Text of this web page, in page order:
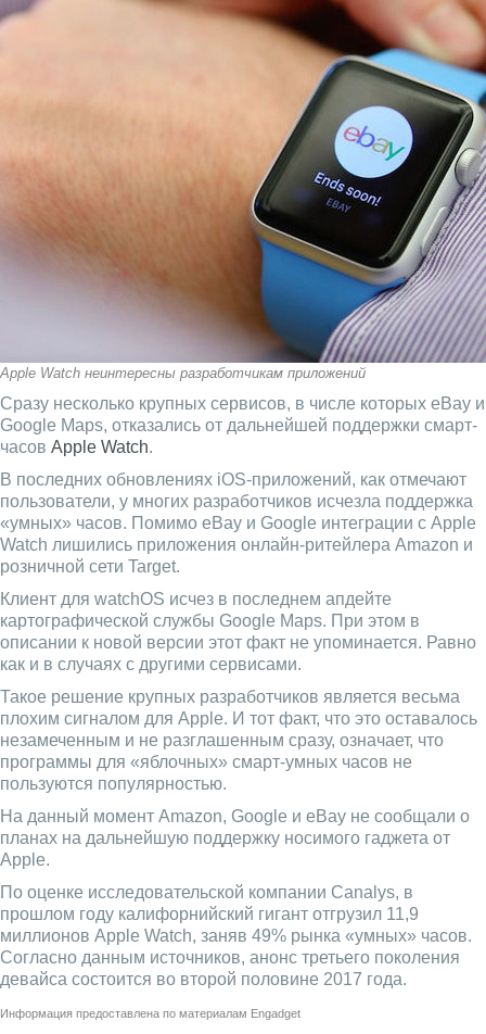
Apple Watch неинтересны разработчикам приложений
Сразу несколько крупных сервисов, в числе которых eBay и
Google Maps, отказались от дальнейшей поддержки смарт-
часов Apple Watch.
В последних обновлениях iOS-приложений, как отмечают
пользователи, у многих разработчиков исчезла поддержка
«умных» часов. Помимо eBay и Google интеграции с Apple
Watch лишились приложения онлайн-ритейлера Amazon и
розничной сети Target.
Клиент для watchOS исчез в последнем апдейте
картографической службы Google Maps. При этом в
описании к новой версии этот факт не упоминается. Равно
как и в случаях с другими сервисами.
Такое решение крупных разработчиков является весьма
плохим сигналом для Apple. И тот факт, что это оставалось
незамеченным и не разглашенным сразу, означает, что
программы для «яблочных» смарт-умных часов не
пользуются популярностью.
На данный момент Amazon, Google и eBay не сообщали о
планах на дальнейшую поддержку носимого гаджета от
Apple.
По оценке исследовательской компании Canalys, в
прошлом году калифорнийский гигант отгрузил 11,9
миллионов Apple Watch, заняв 49% рынка «умных» часов.
Согласно данным источников, анонс третьего поколения
девайса состоится во второй половине 2017 года.
Информация предоставлена по материалам Engadget